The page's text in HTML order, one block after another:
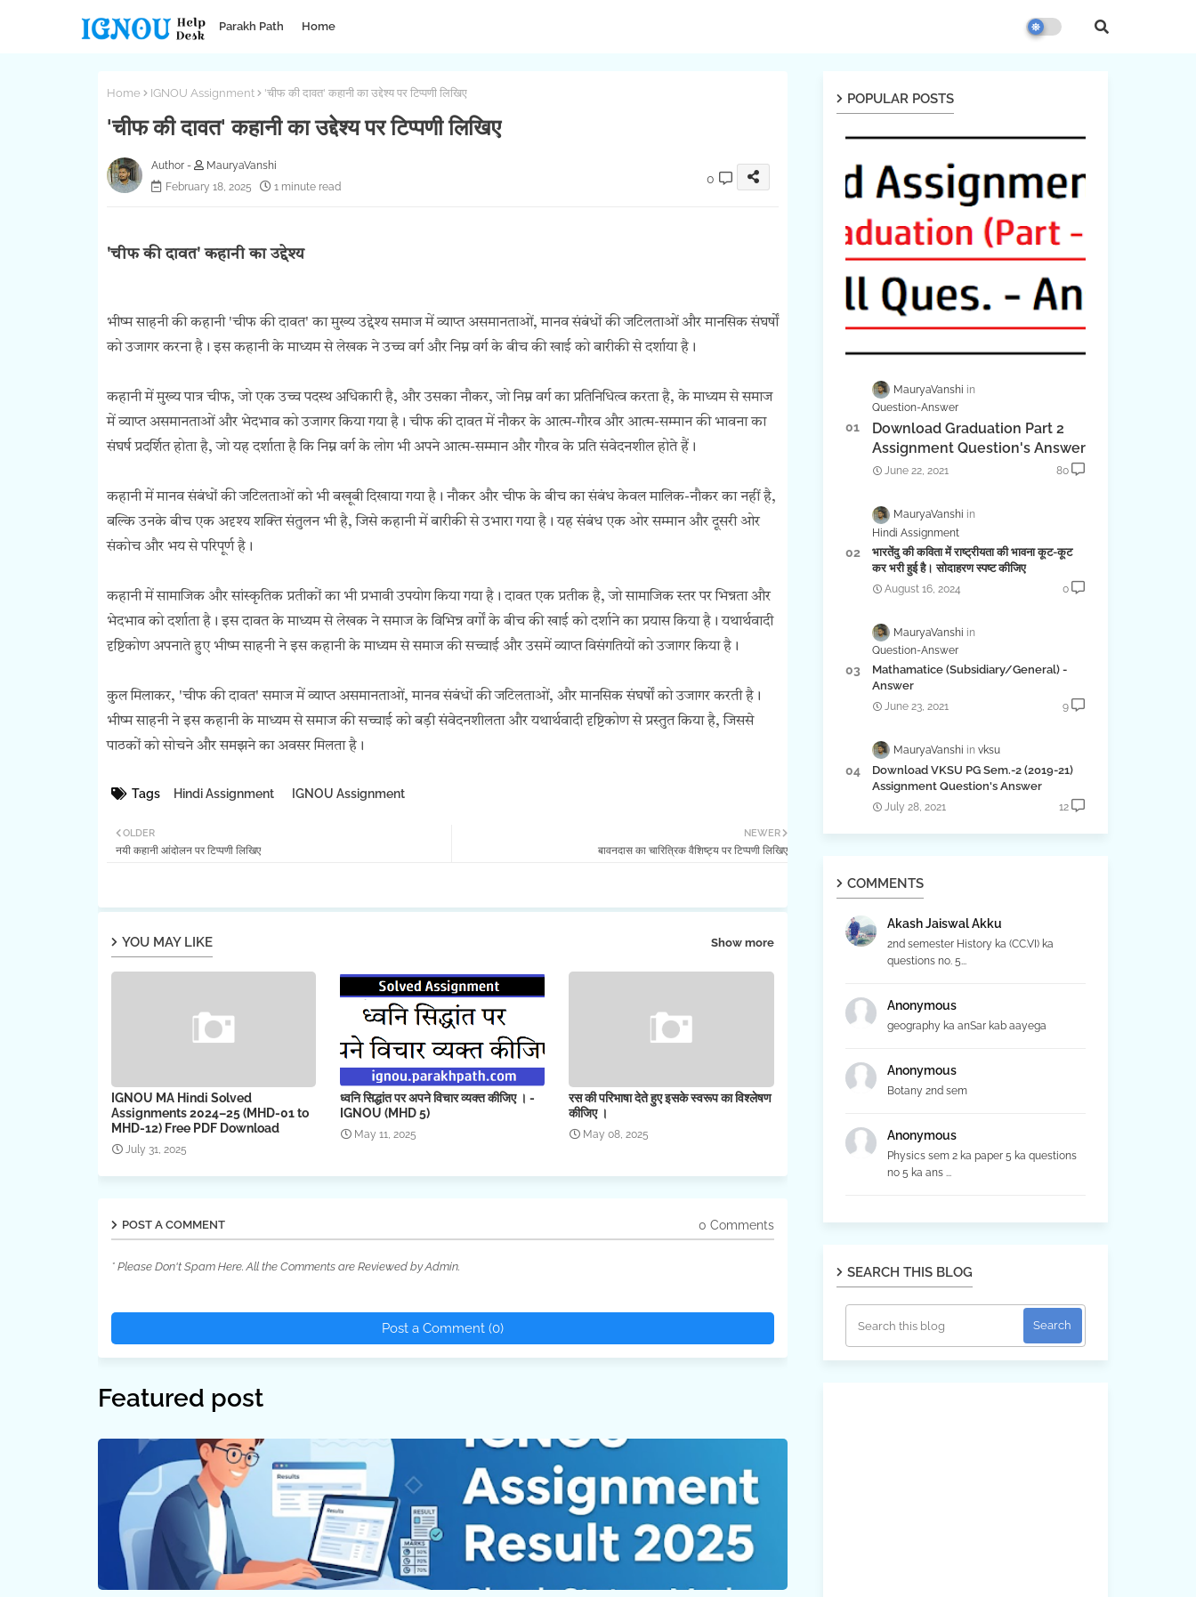
Parakh Path Home
Home IGNOU Assignment 'चीफ की दावत' कहानी का उद्देश्य पर टिप्पणी लिखिए
'चीफ की दावत' कहानी का उद्देश्य पर टिप्पणी लिखिए
MauryaVanshi
February 18, 2025
1 minute read
0
'चीफ की दावत' कहानी का उद्देश्य
भीष्म साहनी की कहानी 'चीफ की दावत' का मुख्य उद्देश्य समाज में व्याप्त असमानताओं, मानव संबंधों की जटिलताओं और मानसिक संघर्षों
को उजागर करना है। इस कहानी के माध्यम से लेखक ने उच्च वर्ग और निम्न वर्ग के बीच की खाई को बारीकी से दर्शाया है।
कहानी में मुख्य पात्र चीफ, जो एक उच्च पदस्थ अधिकारी है, और उसका नौकर, जो निम्न वर्ग का प्रतिनिधित्व करता है, के माध्यम से समाज
में व्याप्त असमानताओं और भेदभाव को उजागर किया गया है। चीफ की दावत में नौकर के आत्म-गौरव और आत्म-सम्मान की भावना का
संघर्ष प्रदर्शित होता है, जो यह दर्शाता है कि निम्न वर्ग के लोग भी अपने आत्म-सम्मान और गौरव के प्रति संवेदनशील होते हैं।
कहानी में मानव संबंधों की जटिलताओं को भी बखूबी दिखाया गया है। नौकर और चीफ के बीच का संबंध केवल मालिक-नौकर का नहीं है,
बल्कि उनके बीच एक अदृश्य शक्ति संतुलन भी है, जिसे कहानी में बारीकी से उभारा गया है। यह संबंध एक ओर सम्मान और दूसरी ओर
संकोच और भय से परिपूर्ण है।
कहानी में सामाजिक और सांस्कृतिक प्रतीकों का भी प्रभावी उपयोग किया गया है। दावत एक प्रतीक है, जो सामाजिक स्तर पर भिन्नता और
भेदभाव को दर्शाता है। इस दावत के माध्यम से लेखक ने समाज के विभिन्न वर्गों के बीच की खाई को दर्शाने का प्रयास किया है। यथार्थवादी
दृष्टिकोण अपनाते हुए भीष्म साहनी ने इस कहानी के माध्यम से समाज की सच्चाई और उसमें व्याप्त विसंगतियों को उजागर किया है।
कुल मिलाकर, 'चीफ की दावत' समाज में व्याप्त असमानताओं, मानव संबंधों की जटिलताओं, और मानसिक संघर्षों को उजागर करती है।
भीष्म साहनी ने इस कहानी के माध्यम से समाज की सच्चाई को बड़ी संवेदनशीलता और यथार्थवादी दृष्टिकोण से प्रस्तुत किया है, जिससे
पाठकों को सोचने और समझने का अवसर मिलता है।
Tags Hindi Assignment IGNOU Assignment
NEWER
बावनदास का चारित्रिक वैशिष्ट्य पर टिप्पणी लिखिए
OLDER
नयी कहानी आंदोलन पर टिप्पणी लिखिए
YOU MAY LIKE Show more
IGNOU MA Hindi Solved
Assignments 2024–25 (MHD-01 to
MHD-12) Free PDF Download
July 31, 2025
ध्वनि सिद्धांत पर अपने विचार व्यक्त कीजिए । -
IGNOU (MHD 5)
May 11, 2025
रस की परिभाषा देते हुए इसके स्वरूप का विश्लेषण
कीजिए ।
May 08, 2025
POST A COMMENT 0 Comments
* Please Don't Spam Here. All the Comments are Reviewed by Admin.
Post a Comment (0)
Featured post
POPULAR POSTS
MauryaVanshi
Question-Answer
Download Graduation Part 2
Assignment Question's Answer
June 22, 2021 80
MauryaVanshi
Hindi Assignment
भारतेंदु की कविता में राष्ट्रीयता की भावना कूट-कूट
कर भरी हुई है। सोदाहरण स्पष्ट कीजिए
August 16, 2024 0
MauryaVanshi
Question-Answer
Mathamatice (Subsidiary/General) -
Answer
June 23, 2021 9
MauryaVanshi vksu
Download VKSU PG Sem.-2 (2019-21)
Assignment Question's Answer
July 28, 2021 12
COMMENTS
Akash Jaiswal Akku
2nd semester History ka (CC.VI) ka
questions no. 5...
Anonymous
geography ka anSar kab aayega
Anonymous
Botany 2nd sem
Anonymous
Physics sem 2 ka paper 5 ka questions
no 5 ka ans ...
SEARCH THIS BLOG